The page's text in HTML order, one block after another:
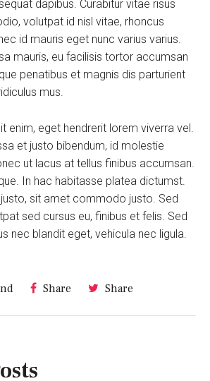
dapibus. Curabitur vitae risus
volutpat id nisl vitae, rhoncus
id mauris eget nunc varius varius.
mauris, eu facilisis tortor accumsan
penatibus et magnis dis parturient
mus.
enim, eget hendrerit lorem viverra vel.
et justo bibendum, id molestie
ut lacus at tellus finibus accumsan.
In hac habitasse platea dictumst.
sit amet commodo justo. Sed
sed cursus eu, finibus et felis. Sed
nec blandit eget, vehicula nec ligula.
Share Share